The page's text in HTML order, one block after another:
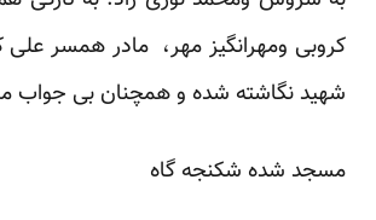
کروبی ومهرانگیز مهر، مادر همسر علی
شهید نگاشته شده و همچنان بی جواب
مسجد شده شکنجه گاه